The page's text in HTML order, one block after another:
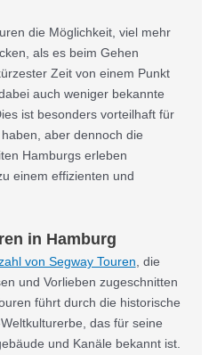
die Möglichkeit, viel mehr
als es beim Gehen
Zeit von einem Punkt
auch weniger bekannte
ist besonders vorteilhaft für
aber dennoch die
Hamburgs erleben
einem effizienten und
in Hamburg
von Segway Touren , die
und Vorlieben zugeschnitten
führt durch die historische
das für seine
und Kanäle bekannt ist.